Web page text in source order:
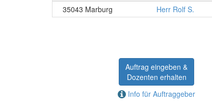
35043 Marburg
Herr Rolf S.
Auftrag eingeben &
Dozenten erhalten
Info für Auftraggeber